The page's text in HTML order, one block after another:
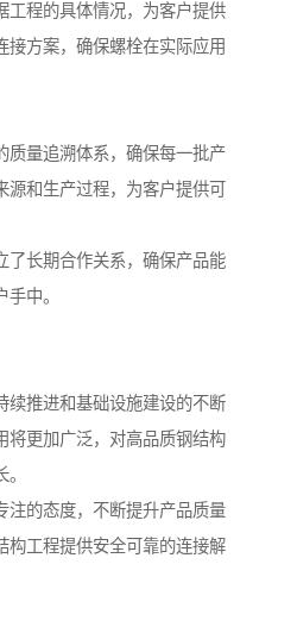
工程的具体情况，为客户提供
接方案，确保螺栓在实际应用
质量追溯体系，确保每一批产
源和生产过程，为客户提供可
了长期合作关系，确保产品能
中。
续推进和基础设施建设的不断
将更加广泛，对高品质钢结构
注的态度，不断提升产品质量
构工程提供安全可靠的连接解